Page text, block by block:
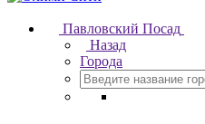
Павловский Посад
Назад
Города